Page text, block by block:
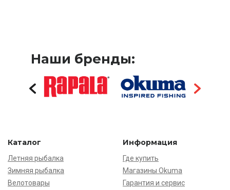
Наши бренды:
Каталог
Летняя рыбалка
Зимняя рыбалка
Велотовары
Информация
Где купить
Магазины Okuma
Гарантия и сервис